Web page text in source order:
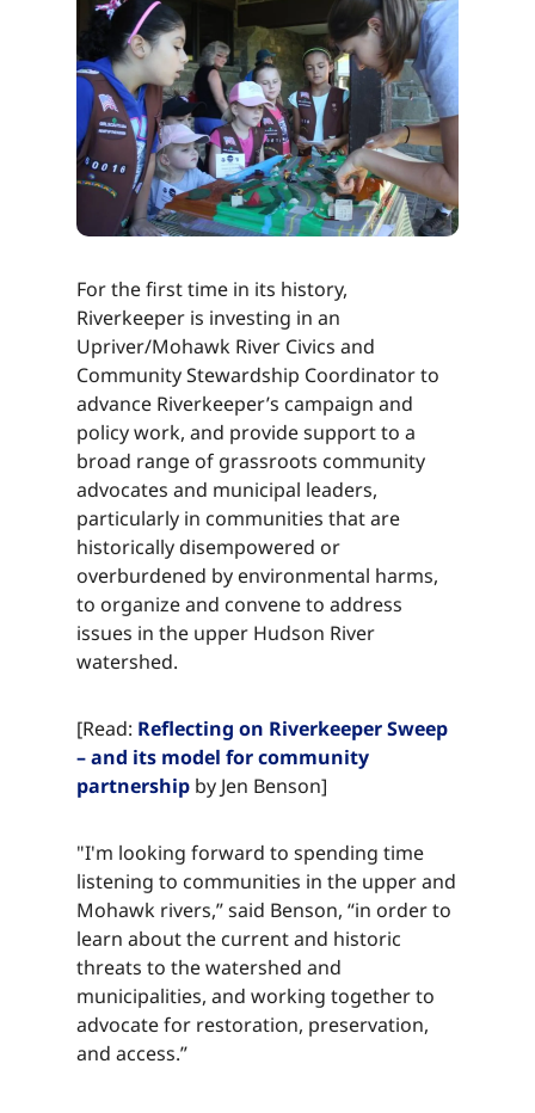
For the first time in its history,
Riverkeeper is investing in an
Upriver/Mohawk River Civics and
Community Stewardship Coordinator to
advance Riverkeeper’s campaign and
policy work, and provide support to a
broad range of grassroots community
advocates and municipal leaders,
particularly in communities that are
historically disempowered or
overburdened by environmental harms,
to organize and convene to address
issues in the upper Hudson River
watershed.​​​​‌ ‍ ​‍​‍‌‍ ‌ ​‍‌‍‍‌‌‍‌ ‌‍‍‌‌‍ ‍​‍​‍​ ‍‍​‍​‍‌ ​ ‌‍​‌‌‍ ‍‌‍‍‌‌ ‌​‌ ‍‌​‍ ‍‌‍‍‌‌‍ ​‍​‍​‍ ​​‍​‍‌‍‍​‌ ​‍‌‍‌‌‌‍‌‍​‍​‍​ ‍‍​‍​‍‌‍‍​‌ ‌​‌ ‌​‌ ​​‌ ​ ​ ‍‍​‍ ​‍ ‌‍​ ‌‍ ‌‌ ​ ​‍ ‍‌‍ ‌‌‍​‌‌‍‍‌‌‍ ‍​‍ ‍​ ​‍​ ​​​ ​‍​ ‌​‌ ​‍‌‍‌‌‌‍‌​‌‍‌‌‌ ​ ‌‍‍‌‌‍‌ ‌‍ ‍​‍ ‍‌ ​‍‌‍‍‌‌ ‌‍‌‍‌‌‌ ​‍‌‍‍ ‌‍‌‌‌‍‌‌‌ ​​‌‍‌‌‌ ​‍​‍ ‍‌‍ ‌ ​‍‌‍‌ ​‍ ‌‍‍‌‌‍ ‍‌ ‌​‌‍‌‌‌‍ ‍‌ ‌​​‍ ‌‍‌‌‌‍‌​‌‍‍‌‌ ‌​​‍ ‌‍ ‌‌‍ ‌‍‌​‌‍‌‌​ ‌‌ ​​‌ ​‍‌‍‌‌‌ ​ ‌‍‌‌‌‍ ‍‌ ‌​‌‍​‌‌ ‌​‌‍‍‌‌‍ ‌‍ ‍​ ‍ ‌‍‍‌‌‍‌​​ ‌‌‍‌‍‌‍‌‌​ ‌​​ ​ ‌‍​‌​ ‍‌​ ‌ ​ ‌‍​‍ ‌​ ‍​​ ​ ​ ‍​​ ‍​​‍ ‌​ ‌​‌‍​‌​ ​‌​ ‌ ​‍ ‌‌‍​‍​ ‌ ‌‍​ ​ ​​​‍ ‌​ ‌​​ ‌‌​ ‌ ​ ‌​​ ​‍​ ‌‌​ ‍‌​ ​‌​ ​ ​ ‌‍​ ​ ‌‍​‌​ ‍ ‌ ‌​‌ ‍‌‌ ​​‌‍‌‌​ ‌‌‍​‌‌ ​‍‌ ‌​‌‍‍‌‌‍​ ‌‍ ​‌‍‌‌​ ‍ ‌ ​​‌‍​‌‌ ‌​‌‍‍​​ ‌‌‍​ ‌‍ ‌‍ ‍‌ ‌​‌‍‌‌‌‍ ‍‌ ‌​​‍‌‌​ ‌‌‌​​‍‌‌ ‌‍‍ ‌‍‌‌‌ ‍‌​‍‌‌​ ​ ‌​‌​​‍‌‌​ ​ ‌​‌​​‍‌‌​ ​‍​ ​‍​ ​ ​ ​‌​ ​‌​ ‌ ​ ‌ ‌‍​ ​ ‌‌​ ​ ​ ‌ ​ ‍‌​ ‌‌‌‍‌‍​‍‌‌​ ​‍​ ​‍​‍‌‌​ ‌‌‌​‌​​‍ ‍‌‍​ ‌‍‍​‌‍‍‌‌‍ ​‌‍‌​‌ ​‍‌‍‌‌‌‍ ‍​‍‌‌​ ‌‌‌​​‍‌‌ ‌‍‍ ‌‍‌‌‌ ‍‌​‍‌‌​ ​ ‌​‌​​‍‌‌​ ​ ‌​‌​​‍‌‌​ ​‍​ ​‍​ ​ ​ ​‌​ ​‌​ ‌ ​ ‌ ‌‍​ ​ ‌‌​ ​ ​ ‌ ​ ‍‌​ ‌‌‌‍‌‍​ ​​​‍‌‌​ ​‍​ ​‍​‍‌‌​ ‌‌‌​‌​​‍ ‍‌ ‌​‌‍‌‌‌ ‍​‌ ‌​​ ‌‍​‍‌‍​‌‌ ​ ‌‍‌‌‌‌‌‌‌ ​‍‌‍ ​​ ‌‌‍‍​‌ ‌​‌ ‌​‌ ​​‌ ​ ​‍‌‌​ ​ ‌​​‌​‍‌‌​ ​‍‌​‌‍​‍‌‌​ ​‍‌​‌‍‌‍​ ‌‍ ‌‌ ​ ​‍ ‍‌‍ ‌‌‍​‌‌‍‍‌‌‍ ‍​‍ ‍​ ​‍​ ​​​ ​‍​ ‌​‌ ​‍‌‍‌‌‌‍‌​‌‍‌‌‌ ​ ‌‍‍‌‌‍‌ ‌‍ ‍​‍ ‍‌ ​‍‌‍‍‌‌ ‌‍‌‍‌‌‌ ​‍‌‍‍ ‌‍‌‌‌‍‌‌‌ ​​‌‍‌‌‌ ​‍​‍ ‍‌‍ ‌ ​‍‌‍‌ ​‍‌‍‌‍‍‌‌‍‌​​ ‌‌‍‌‍‌‍‌‌​ ‌​​ ​ ‌‍​‌​ ‍‌​ ‌ ​ ‌‍​‍ ‌​ ‍​​ ​ ​ ‍​​ ‍​​‍ ‌​ ‌​‌‍​‌​ ​‌​ ‌ ​‍ ‌‌‍​‍​ ‌ ‌‍​ ​ ​​​‍ ‌​ ‌​​ ‌‌​ ‌ ​ ‌​​ ​‍​ ‌‌​ ‍‌​ ​‌​ ​ ​ ‌‍​ ​ ‌‍​‌​‍‌‍‌ ‌​‌ ‍‌‌ ​​‌‍‌‌​ ‌‌‍​‌‌ ​‍‌ ‌​‌‍‍‌‌‍​ ‌‍ ​‌‍‌‌​‍‌‍‌ ​​‌‍​‌‌ ‌​‌‍‍​​ ‌‌‍​ ‌‍ ‌‍ ‍‌ ‌​‌‍‌‌‌‍ ‍‌ ‌​​‍‌‌​ ‌‌‌​​‍‌‌ ‌‍‍ ‌‍‌‌‌ ‍‌​‍‌‌​ ​ ‌​‌​​‍‌‌​ ​ ‌​‌​​‍‌‌​ ​‍​ ​‍​ ​ ​ ​‌​ ​‌​ ‌ ​ ‌ ‌‍​ ​ ‌‌​ ​ ​ ‌ ​ ‍‌​ ‌‌‌‍‌‍​‍‌‌​ ​‍​ ​‍​‍‌‌​ ‌‌‌​‌​​‍ ‍‌‍​ ‌‍‍​‌‍‍‌‌‍ ​‌‍‌​‌ ​‍‌‍‌‌‌‍ ‍​‍‌‌​ ‌‌‌​​‍‌‌ ‌‍‍ ‌‍‌‌‌ ‍‌​‍‌‌​ ​ ‌​‌​​‍‌‌​ ​ ‌​‌​​‍‌‌​ ​‍​ ​‍​ ​ ​ ​‌​ ​‌​ ‌ ​ ‌ ‌‍​ ​ ‌‌​ ​ ​ ‌ ​ ‍‌​ ‌‌‌‍‌‍​ ​​​‍‌‌​ ​‍​ ​‍​‍‌‌​ ‌‌‌​‌​​‍ ‍‌ ‌​‌‍‌‌‌ ‍​‌ ‌​​‍‌‍‌ ​​‌‍‌‌‌ ​‍‌ ​ ‌ ​​‌‍‌‌‌‍​ ‌ ‌​‌‍‍‌‌ ‌‍‌‍‌‌​ ‌‌ ​​‌ ‌‌‌‍​‍‌‍ ​‌‍‍‌‌ ​ ‌‍‍​‌‍‌‌‌‍‌​​‍​‍‌ ‌
[Read: ​​​​‌ ‍ ​‍​‍‌‍ ‌ ​‍‌‍‍‌‌‍‌ ‌‍‍‌‌‍ ‍​‍​‍​ ‍‍​‍​‍‌ ​ ‌‍​‌‌‍ ‍‌‍‍‌‌ ‌​‌ ‍‌​‍ ‍‌‍‍‌‌‍ ​‍​‍​‍ ​​‍​‍‌‍‍​‌ ​‍‌‍‌‌‌‍‌‍​‍​‍​ ‍‍​‍​‍‌‍‍​‌ ‌​‌ ‌​‌ ​​‌ ​ ​ ‍‍​‍ ​‍ ‌‍​ ‌‍ ‌‌ ​ ​‍ ‍‌‍ ‌‌‍​‌‌‍‍‌‌‍ ‍​‍ ‍​ ​‍​ ​​​ ​‍​ ‌​‌ ​‍‌‍‌‌‌‍‌​‌‍‌‌‌ ​ ‌‍‍‌‌‍‌ ‌‍ ‍​‍ ‍‌ ​‍‌‍‍‌‌ ‌‍‌‍‌‌‌ ​‍‌‍‍ ‌‍‌‌‌‍‌‌‌ ​​‌‍‌‌‌ ​‍​‍ ‍‌‍ ‌ ​‍‌‍‌ ​‍ ‌‍‍‌‌‍ ‍‌ ‌​‌‍‌‌‌‍ ‍‌ ‌​​‍ ‌‍‌‌‌‍‌​‌‍‍‌‌ ‌​​‍ ‌‍ ‌‌‍ ‌‍‌​‌‍‌‌​ ‌‌ ​​‌ ​‍‌‍‌‌‌ ​ ‌‍‌‌‌‍ ‍‌ ‌​‌‍​‌‌ ‌​‌‍‍‌‌‍ ‌‍ ‍​ ‍ ‌‍‍‌‌‍‌​​ ‌‌‍‌‍‌‍‌‌​ ‌​​ ​ ‌‍​‌​ ‍‌​ ‌ ​ ‌‍​‍ ‌​ ‍​​ ​ ​ ‍​​ ‍​​‍ ‌​ ‌​‌‍​‌​ ​‌​ ‌ ​‍ ‌‌‍​‍​ ‌ ‌‍​ ​ ​​​‍ ‌​ ‌​​ ‌‌​ ‌ ​ ‌​​ ​‍​ ‌‌​ ‍‌​ ​‌​ ​ ​ ‌‍​ ​ ‌‍​‌​ ‍ ‌ ‌​‌ ‍‌‌ ​​‌‍‌‌​ ‌‌‍​‌‌ ​‍‌ ‌​‌‍‍‌‌‍​ ‌‍ ​‌‍‌‌​ ‍ ‌ ​​‌‍​‌‌ ‌​‌‍‍​​ ‌‌‍​ ‌‍ ‌‍ ‍‌ ‌​‌‍‌‌‌‍ ‍‌ ‌​​‍‌‌​ ‌‌‌​​‍‌‌ ‌‍‍ ‌‍‌‌‌ ‍‌​‍‌‌​ ​ ‌​‌​​‍‌‌​ ​ ‌​‌​​‍‌‌​ ​‍​ ​‍​ ​ ​ ‌‍​ ​‌‌‍​ ‌‍​‌​ ​​‌‍​ ​ ‌ ​ ​‌​ ​ ‌‍‌‍​ ‍‌​‍‌‌​ ​‍​ ​‍​‍‌‌​ ‌‌‌​‌​​‍ ‍‌‍​ ‌‍‍​‌‍‍‌‌‍ ​‌‍‌​‌ ​‍‌‍‌‌‌‍ ‍​‍‌‌​ ‌‌‌​​‍‌‌ ‌‍‍ ‌‍‌‌‌ ‍‌​‍‌‌​ ​ ‌​‌​​‍‌‌​ ​ ‌​‌​​‍‌‌​ ​‍​ ​‍​ ​ ​ ‌‍​ ​‌‌‍​ ‌‍​‌​ ​​‌‍​ ​ ‌ ​ ​‌​ ​ ‌‍‌‍​ ‍‌​ ​​​‍‌‌​ ​‍​ ​‍​‍‌‌​ ‌‌‌​‌​​‍ ‍‌ ‌​‌‍‌‌‌ ‍​‌ ‌​​ ‌‍​‍‌‍​‌‌ ​ ‌‍‌‌‌‌‌‌‌ ​‍‌‍ ​​ ‌‌‍‍​‌ ‌​‌ ‌​‌ ​​‌ ​ ​‍‌‌​ ​ ‌​​‌​‍‌‌​ ​‍‌​‌‍​‍‌‌​ ​‍‌​‌‍‌‍​ ‌‍ ‌‌ ​ ​‍ ‍‌‍ ‌‌‍​‌‌‍‍‌‌‍ ‍​‍ ‍​ ​‍​ ​​​ ​‍​ ‌​‌ ​‍‌‍‌‌‌‍‌​‌‍‌‌‌ ​ ‌‍‍‌‌‍‌ ‌‍ ‍​‍ ‍‌ ​‍‌‍‍‌‌ ‌‍‌‍‌‌‌ ​‍‌‍‍ ‌‍‌‌‌‍‌‌‌ ​​‌‍‌‌‌ ​‍​‍ ‍‌‍ ‌ ​‍‌‍‌ ​‍‌‍‌‍‍‌‌‍‌​​ ‌‌‍‌‍‌‍‌‌​ ‌​​ ​ ‌‍​‌​ ‍‌​ ‌ ​ ‌‍​‍ ‌​ ‍​​ ​ ​ ‍​​ ‍​​‍ ‌​ ‌​‌‍​‌​ ​‌​ ‌ ​‍ ‌‌‍​‍​ ‌ ‌‍​ ​ ​​​‍ ‌​ ‌​​ ‌‌​ ‌ ​ ‌​​ ​‍​ ‌‌​ ‍‌​ ​‌​ ​ ​ ‌‍​ ​ ‌‍​‌​‍‌‍‌ ‌​‌ ‍‌‌ ​​‌‍‌‌​ ‌‌‍​‌‌ ​‍‌ ‌​‌‍‍‌‌‍​ ‌‍ ​‌‍‌‌​‍‌‍‌ ​​‌‍​‌‌ ‌​‌‍‍​​ ‌‌‍​ ‌‍ ‌‍ ‍‌ ‌​‌‍‌‌‌‍ ‍‌ ‌​​‍‌‌​ ‌‌‌​​‍‌‌ ‌‍‍ ‌‍‌‌‌ ‍‌​‍‌‌​ ​ ‌​‌​​‍‌‌​ ​ ‌​‌​​‍‌‌​ ​‍​ ​‍​ ​ ​ ‌‍​ ​‌‌‍​ ‌‍​‌​ ​​‌‍​ ​ ‌ ​ ​‌​ ​ ‌‍‌‍​ ‍‌​‍‌‌​ ​‍​ ​‍​‍‌‌​ ‌‌‌​‌​​‍ ‍‌‍​ ‌‍‍​‌‍‍‌‌‍ ​‌‍‌​‌ ​‍‌‍‌‌‌‍ ‍​‍‌‌​ ‌‌‌​​‍‌‌ ‌‍‍ ‌‍‌‌‌ ‍‌​‍‌‌​ ​ ‌​‌​​‍‌‌​ ​ ‌​‌​​‍‌‌​ ​‍​ ​‍​ ​ ​ ‌‍​ ​‌‌‍​ ‌‍​‌​ ​​‌‍​ ​ ‌ ​ ​‌​ ​ ‌‍‌‍​ ‍‌​ ​​​‍‌‌​ ​‍​ ​‍​‍‌‌​ ‌‌‌​‌​​‍ ‍‌ ‌​‌‍‌‌‌ ‍​‌ ‌​​‍‌‍‌ ​​‌‍‌‌‌ ​‍‌ ​ ‌ ​​‌‍‌‌‌‍​ ‌ ‌​‌‍‍‌‌ ‌‍‌‍‌‌​ ‌‌ ​​‌ ‌‌‌‍​‍‌‍ ​‌‍‍‌‌ ​ ‌‍‍​‌‍‌‌‌‍‌​​‍​‍‌ ‌ Reflecting on Riverkeeper Sweep
– and its model for community
partnership​​​​‌ ‍ ​‍​‍‌‍ ‌ ​‍‌‍‍‌‌‍‌ ‌‍‍‌‌‍ ‍​‍​‍​ ‍‍​‍​‍‌ ​ ‌‍​‌‌‍ ‍‌‍‍‌‌ ‌​‌ ‍‌​‍ ‍‌‍‍‌‌‍ ​‍​‍​‍ ​​‍​‍‌‍‍​‌ ​‍‌‍‌‌‌‍‌‍​‍​‍​ ‍‍​‍​‍‌‍‍​‌ ‌​‌ ‌​‌ ​​‌ ​ ​ ‍‍​‍ ​‍ ‌‍​ ‌‍ ‌‌ ​ ​‍ ‍‌‍ ‌‌‍​‌‌‍‍‌‌‍ ‍​‍ ‍​ ​‍​ ​​​ ​‍​ ‌​‌ ​‍‌‍‌‌‌‍‌​‌‍‌‌‌ ​ ‌‍‍‌‌‍‌ ‌‍ ‍​‍ ‍‌ ​‍‌‍‍‌‌ ‌‍‌‍‌‌‌ ​‍‌‍‍ ‌‍‌‌‌‍‌‌‌ ​​‌‍‌‌‌ ​‍​‍ ‍‌‍ ‌ ​‍‌‍‌ ​‍ ‌‍‍‌‌‍ ‍‌ ‌​‌‍‌‌‌‍ ‍‌ ‌​​‍ ‌‍‌‌‌‍‌​‌‍‍‌‌ ‌​​‍ ‌‍ ‌‌‍ ‌‍‌​‌‍‌‌​ ‌‌ ​​‌ ​‍‌‍‌‌‌ ​ ‌‍‌‌‌‍ ‍‌ ‌​‌‍​‌‌ ‌​‌‍‍‌‌‍ ‌‍ ‍​ ‍ ‌‍‍‌‌‍‌​​ ‌‌‍‌‍‌‍‌‌​ ‌​​ ​ ‌‍​‌​ ‍‌​ ‌ ​ ‌‍​‍ ‌​ ‍​​ ​ ​ ‍​​ ‍​​‍ ‌​ ‌​‌‍​‌​ ​‌​ ‌ ​‍ ‌‌‍​‍​ ‌ ‌‍​ ​ ​​​‍ ‌​ ‌​​ ‌‌​ ‌ ​ ‌​​ ​‍​ ‌‌​ ‍‌​ ​‌​ ​ ​ ‌‍​ ​ ‌‍​‌​ ‍ ‌ ‌​‌ ‍‌‌ ​​‌‍‌‌​ ‌‌‍​‌‌ ​‍‌ ‌​‌‍‍‌‌‍​ ‌‍ ​‌‍‌‌​ ‍ ‌ ​​‌‍​‌‌ ‌​‌‍‍​​ ‌‌‍​ ‌‍ ‌‍ ‍‌ ‌​‌‍‌‌‌‍ ‍‌ ‌​​‍‌‌​ ‌‌‌​​‍‌‌ ‌‍‍ ‌‍‌‌‌ ‍‌​‍‌‌​ ​ ‌​‌​​‍‌‌​ ​ ‌​‌​​‍‌‌​ ​‍​ ​‍​ ​ ​ ‌‍​ ​‌‌‍​ ‌‍​‌​ ​​‌‍​ ​ ‌ ​ ​‌​ ​ ‌‍‌‍​ ‍‌​‍‌‌​ ​‍​ ​‍​‍‌‌​ ‌‌‌​‌​​‍ ‍‌‍​ ‌‍‍​‌‍‍‌‌‍ ​‌‍‌​‌ ​‍‌‍‌‌‌‍ ‍​‍‌‌​ ‌‌‌​​‍‌‌ ‌‍‍ ‌‍‌‌‌ ‍‌​‍‌‌​ ​ ‌​‌​​‍‌‌​ ​ ‌​‌​​‍‌‌​ ​‍​ ​‍​ ​ ​ ‌‍​ ​‌‌‍​ ‌‍​‌​ ​​‌‍​ ​ ‌ ​ ​‌​ ​ ‌‍‌‍​ ‍‌​ ​‌​‍‌‌​ ​‍​ ​‍​‍‌‌​ ‌‌‌​‌​​‍ ‍‌ ‌​‌‍‌‌‌ ‍​‌ ‌​​ ‌‍​‍‌‍​‌‌ ​ ‌‍‌‌‌‌‌‌‌ ​‍‌‍ ​​ ‌‌‍‍​‌ ‌​‌ ‌​‌ ​​‌ ​ ​‍‌‌​ ​ ‌​​‌​‍‌‌​ ​‍‌​‌‍​‍‌‌​ ​‍‌​‌‍‌‍​ ‌‍ ‌‌ ​ ​‍ ‍‌‍ ‌‌‍​‌‌‍‍‌‌‍ ‍​‍ ‍​ ​‍​ ​​​ ​‍​ ‌​‌ ​‍‌‍‌‌‌‍‌​‌‍‌‌‌ ​ ‌‍‍‌‌‍‌ ‌‍ ‍​‍ ‍‌ ​‍‌‍‍‌‌ ‌‍‌‍‌‌‌ ​‍‌‍‍ ‌‍‌‌‌‍‌‌‌ ​​‌‍‌‌‌ ​‍​‍ ‍‌‍ ‌ ​‍‌‍‌ ​‍‌‍‌‍‍‌‌‍‌​​ ‌‌‍‌‍‌‍‌‌​ ‌​​ ​ ‌‍​‌​ ‍‌​ ‌ ​ ‌‍​‍ ‌​ ‍​​ ​ ​ ‍​​ ‍​​‍ ‌​ ‌​‌‍​‌​ ​‌​ ‌ ​‍ ‌‌‍​‍​ ‌ ‌‍​ ​ ​​​‍ ‌​ ‌​​ ‌‌​ ‌ ​ ‌​​ ​‍​ ‌‌​ ‍‌​ ​‌​ ​ ​ ‌‍​ ​ ‌‍​‌​‍‌‍‌ ‌​‌ ‍‌‌ ​​‌‍‌‌​ ‌‌‍​‌‌ ​‍‌ ‌​‌‍‍‌‌‍​ ‌‍ ​‌‍‌‌​‍‌‍‌ ​​‌‍​‌‌ ‌​‌‍‍​​ ‌‌‍​ ‌‍ ‌‍ ‍‌ ‌​‌‍‌‌‌‍ ‍‌ ‌​​‍‌‌​ ‌‌‌​​‍‌‌ ‌‍‍ ‌‍‌‌‌ ‍‌​‍‌‌​ ​ ‌​‌​​‍‌‌​ ​ ‌​‌​​‍‌‌​ ​‍​ ​‍​ ​ ​ ‌‍​ ​‌‌‍​ ‌‍​‌​ ​​‌‍​ ​ ‌ ​ ​‌​ ​ ‌‍‌‍​ ‍‌​‍‌‌​ ​‍​ ​‍​‍‌‌​ ‌‌‌​‌​​‍ ‍‌‍​ ‌‍‍​‌‍‍‌‌‍ ​‌‍‌​‌ ​‍‌‍‌‌‌‍ ‍​‍‌‌​ ‌‌‌​​‍‌‌ ‌‍‍ ‌‍‌‌‌ ‍‌​‍‌‌​ ​ ‌​‌​​‍‌‌​ ​ ‌​‌​​‍‌‌​ ​‍​ ​‍​ ​ ​ ‌‍​ ​‌‌‍​ ‌‍​‌​ ​​‌‍​ ​ ‌ ​ ​‌​ ​ ‌‍‌‍​ ‍‌​ ​‌​‍‌‌​ ​‍​ ​‍​‍‌‌​ ‌‌‌​‌​​‍ ‍‌ ‌​‌‍‌‌‌ ‍​‌ ‌​​‍‌‍‌ ​​‌‍‌‌‌ ​‍‌ ​ ‌ ​​‌‍‌‌‌‍​ ‌ ‌​‌‍‍‌‌ ‌‍‌‍‌‌​ ‌‌ ​​‌ ‌‌‌‍​‍‌‍ ​‌‍‍‌‌ ​ ‌‍‍​‌‍‌‌‌‍‌​​‍​‍‌ ‌ by Jen Benson]​​​​‌ ‍ ​‍​‍‌‍ ‌ ​‍‌‍‍‌‌‍‌ ‌‍‍‌‌‍ ‍​‍​‍​ ‍‍​‍​‍‌ ​ ‌‍​‌‌‍ ‍‌‍‍‌‌ ‌​‌ ‍‌​‍ ‍‌‍‍‌‌‍ ​‍​‍​‍ ​​‍​‍‌‍‍​‌ ​‍‌‍‌‌‌‍‌‍​‍​‍​ ‍‍​‍​‍‌‍‍​‌ ‌​‌ ‌​‌ ​​‌ ​ ​ ‍‍​‍ ​‍ ‌‍​ ‌‍ ‌‌ ​ ​‍ ‍‌‍ ‌‌‍​‌‌‍‍‌‌‍ ‍​‍ ‍​ ​‍​ ​​​ ​‍​ ‌​‌ ​‍‌‍‌‌‌‍‌​‌‍‌‌‌ ​ ‌‍‍‌‌‍‌ ‌‍ ‍​‍ ‍‌ ​‍‌‍‍‌‌ ‌‍‌‍‌‌‌ ​‍‌‍‍ ‌‍‌‌‌‍‌‌‌ ​​‌‍‌‌‌ ​‍​‍ ‍‌‍ ‌ ​‍‌‍‌ ​‍ ‌‍‍‌‌‍ ‍‌ ‌​‌‍‌‌‌‍ ‍‌ ‌​​‍ ‌‍‌‌‌‍‌​‌‍‍‌‌ ‌​​‍ ‌‍ ‌‌‍ ‌‍‌​‌‍‌‌​ ‌‌ ​​‌ ​‍‌‍‌‌‌ ​ ‌‍‌‌‌‍ ‍‌ ‌​‌‍​‌‌ ‌​‌‍‍‌‌‍ ‌‍ ‍​ ‍ ‌‍‍‌‌‍‌​​ ‌‌‍‌‍‌‍‌‌​ ‌​​ ​ ‌‍​‌​ ‍‌​ ‌ ​ ‌‍​‍ ‌​ ‍​​ ​ ​ ‍​​ ‍​​‍ ‌​ ‌​‌‍​‌​ ​‌​ ‌ ​‍ ‌‌‍​‍​ ‌ ‌‍​ ​ ​​​‍ ‌​ ‌​​ ‌‌​ ‌ ​ ‌​​ ​‍​ ‌‌​ ‍‌​ ​‌​ ​ ​ ‌‍​ ​ ‌‍​‌​ ‍ ‌ ‌​‌ ‍‌‌ ​​‌‍‌‌​ ‌‌‍​‌‌ ​‍‌ ‌​‌‍‍‌‌‍​ ‌‍ ​‌‍‌‌​ ‍ ‌ ​​‌‍​‌‌ ‌​‌‍‍​​ ‌‌‍​ ‌‍ ‌‍ ‍‌ ‌​‌‍‌‌‌‍ ‍‌ ‌​​‍‌‌​ ‌‌‌​​‍‌‌ ‌‍‍ ‌‍‌‌‌ ‍‌​‍‌‌​ ​ ‌​‌​​‍‌‌​ ​ ‌​‌​​‍‌‌​ ​‍​ ​‍​ ​ ​ ‌‍​ ​‌‌‍​ ‌‍​‌​ ​​‌‍​ ​ ‌ ​ ​‌​ ​ ‌‍‌‍​ ‍‌​‍‌‌​ ​‍​ ​‍​‍‌‌​ ‌‌‌​‌​​‍ ‍‌‍​ ‌‍‍​‌‍‍‌‌‍ ​‌‍‌​‌ ​‍‌‍‌‌‌‍ ‍​‍‌‌​ ‌‌‌​​‍‌‌ ‌‍‍ ‌‍‌‌‌ ‍‌​‍‌‌​ ​ ‌​‌​​‍‌‌​ ​ ‌​‌​​‍‌‌​ ​‍​ ​‍​ ​ ​ ‌‍​ ​‌‌‍​ ‌‍​‌​ ​​‌‍​ ​ ‌ ​ ​‌​ ​ ‌‍‌‍​ ‍‌​ ​‍​‍‌‌​ ​‍​ ​‍​‍‌‌​ ‌‌‌​‌​​‍ ‍‌ ‌​‌‍‌‌‌ ‍​‌ ‌​​ ‌‍​‍‌‍​‌‌ ​ ‌‍‌‌‌‌‌‌‌ ​‍‌‍ ​​ ‌‌‍‍​‌ ‌​‌ ‌​‌ ​​‌ ​ ​‍‌‌​ ​ ‌​​‌​‍‌‌​ ​‍‌​‌‍​‍‌‌​ ​‍‌​‌‍‌‍​ ‌‍ ‌‌ ​ ​‍ ‍‌‍ ‌‌‍​‌‌‍‍‌‌‍ ‍​‍ ‍​ ​‍​ ​​​ ​‍​ ‌​‌ ​‍‌‍‌‌‌‍‌​‌‍‌‌‌ ​ ‌‍‍‌‌‍‌ ‌‍ ‍​‍ ‍‌ ​‍‌‍‍‌‌ ‌‍‌‍‌‌‌ ​‍‌‍‍ ‌‍‌‌‌‍‌‌‌ ​​‌‍‌‌‌ ​‍​‍ ‍‌‍ ‌ ​‍‌‍‌ ​‍‌‍‌‍‍‌‌‍‌​​ ‌‌‍‌‍‌‍‌‌​ ‌​​ ​ ‌‍​‌​ ‍‌​ ‌ ​ ‌‍​‍ ‌​ ‍​​ ​ ​ ‍​​ ‍​​‍ ‌​ ‌​‌‍​‌​ ​‌​ ‌ ​‍ ‌‌‍​‍​ ‌ ‌‍​ ​ ​​​‍ ‌​ ‌​​ ‌‌​ ‌ ​ ‌​​ ​‍​ ‌‌​ ‍‌​ ​‌​ ​ ​ ‌‍​ ​ ‌‍​‌​‍‌‍‌ ‌​‌ ‍‌‌ ​​‌‍‌‌​ ‌‌‍​‌‌ ​‍‌ ‌​‌‍‍‌‌‍​ ‌‍ ​‌‍‌‌​‍‌‍‌ ​​‌‍​‌‌ ‌​‌‍‍​​ ‌‌‍​ ‌‍ ‌‍ ‍‌ ‌​‌‍‌‌‌‍ ‍‌ ‌​​‍‌‌​ ‌‌‌​​‍‌‌ ‌‍‍ ‌‍‌‌‌ ‍‌​‍‌‌​ ​ ‌​‌​​‍‌‌​ ​ ‌​‌​​‍‌‌​ ​‍​ ​‍​ ​ ​ ‌‍​ ​‌‌‍​ ‌‍​‌​ ​​‌‍​ ​ ‌ ​ ​‌​ ​ ‌‍‌‍​ ‍‌​‍‌‌​ ​‍​ ​‍​‍‌‌​ ‌‌‌​‌​​‍ ‍‌‍​ ‌‍‍​‌‍‍‌‌‍ ​‌‍‌​‌ ​‍‌‍‌‌‌‍ ‍​‍‌‌​ ‌‌‌​​‍‌‌ ‌‍‍ ‌‍‌‌‌ ‍‌​‍‌‌​ ​ ‌​‌​​‍‌‌​ ​ ‌​‌​​‍‌‌​ ​‍​ ​‍​ ​ ​ ‌‍​ ​‌‌‍​ ‌‍​‌​ ​​‌‍​ ​ ‌ ​ ​‌​ ​ ‌‍‌‍​ ‍‌​ ​‍​‍‌‌​ ​‍​ ​‍​‍‌‌​ ‌‌‌​‌​​‍ ‍‌ ‌​‌‍‌‌‌ ‍​‌ ‌​​‍‌‍‌ ​​‌‍‌‌‌ ​‍‌ ​ ‌ ​​‌‍‌‌‌‍​ ‌ ‌​‌‍‍‌‌ ‌‍‌‍‌‌​ ‌‌ ​​‌ ‌‌‌‍​‍‌‍ ​‌‍‍‌‌ ​ ‌‍‍​‌‍‌‌‌‍‌​​‍​‍‌ ‌
"I'm looking forward to spending time
listening to communities in the upper and
Mohawk rivers,” said Benson, “in order to
learn about the current and historic
threats to the watershed and
municipalities, and working together to
advocate for restoration, preservation,
and access.”​​​​‌ ‍ ​‍​‍‌‍ ‌ ​‍‌‍‍‌‌‍‌ ‌‍‍‌‌‍ ‍​‍​‍​ ‍‍​‍​‍‌ ​ ‌‍​‌‌‍ ‍‌‍‍‌‌ ‌​‌ ‍‌​‍ ‍‌‍‍‌‌‍ ​‍​‍​‍ ​​‍​‍‌‍‍​‌ ​‍‌‍‌‌‌‍‌‍​‍​‍​ ‍‍​‍​‍‌‍‍​‌ ‌​‌ ‌​‌ ​​‌ ​ ​ ‍‍​‍ ​‍ ‌‍​ ‌‍ ‌‌ ​ ​‍ ‍‌‍ ‌‌‍​‌‌‍‍‌‌‍ ‍​‍ ‍​ ​‍​ ​​​ ​‍​ ‌​‌ ​‍‌‍‌‌‌‍‌​‌‍‌‌‌ ​ ‌‍‍‌‌‍‌ ‌‍ ‍​‍ ‍‌ ​‍‌‍‍‌‌ ‌‍‌‍‌‌‌ ​‍‌‍‍ ‌‍‌‌‌‍‌‌‌ ​​‌‍‌‌‌ ​‍​‍ ‍‌‍ ‌ ​‍‌‍‌ ​‍ ‌‍‍‌‌‍ ‍‌ ‌​‌‍‌‌‌‍ ‍‌ ‌​​‍ ‌‍‌‌‌‍‌​‌‍‍‌‌ ‌​​‍ ‌‍ ‌‌‍ ‌‍‌​‌‍‌‌​ ‌‌ ​​‌ ​‍‌‍‌‌‌ ​ ‌‍‌‌‌‍ ‍‌ ‌​‌‍​‌‌ ‌​‌‍‍‌‌‍ ‌‍ ‍​ ‍ ‌‍‍‌‌‍‌​​ ‌‌‍‌‍‌‍‌‌​ ‌​​ ​ ‌‍​‌​ ‍‌​ ‌ ​ ‌‍​‍ ‌​ ‍​​ ​ ​ ‍​​ ‍​​‍ ‌​ ‌​‌‍​‌​ ​‌​ ‌ ​‍ ‌‌‍​‍​ ‌ ‌‍​ ​ ​​​‍ ‌​ ‌​​ ‌‌​ ‌ ​ ‌​​ ​‍​ ‌‌​ ‍‌​ ​‌​ ​ ​ ‌‍​ ​ ‌‍​‌​ ‍ ‌ ‌​‌ ‍‌‌ ​​‌‍‌‌​ ‌‌‍​‌‌ ​‍‌ ‌​‌‍‍‌‌‍​ ‌‍ ​‌‍‌‌​ ‍ ‌ ​​‌‍​‌‌ ‌​‌‍‍​​ ‌‌‍​ ‌‍ ‌‍ ‍‌ ‌​‌‍‌‌‌‍ ‍‌ ‌​​‍‌‌​ ‌‌‌​​‍‌‌ ‌‍‍ ‌‍‌‌‌ ‍‌​‍‌‌​ ​ ‌​‌​​‍‌‌​ ​ ‌​‌​​‍‌‌​ ​‍​ ​‍​ ​‍​ ‌​​ ​‍​ ‍​​ ‌​​ ‌‍‌‍‌‍​ ‌ ‌‍​ ​ ​‌​ ​‌​ ‌ ​‍‌‌​ ​‍​ ​‍​‍‌‌​ ‌‌‌​‌​​‍ ‍‌‍​ ‌‍‍​‌‍‍‌‌‍ ​‌‍‌​‌ ​‍‌‍‌‌‌‍ ‍​‍‌‌​ ‌‌‌​​‍‌‌ ‌‍‍ ‌‍‌‌‌ ‍‌​‍‌‌​ ​ ‌​‌​​‍‌‌​ ​ ‌​‌​​‍‌‌​ ​‍​ ​‍​ ​‍​ ‌​​ ​‍​ ‍​​ ‌​​ ‌‍‌‍‌‍​ ‌ ‌‍​ ​ ​‌​ ​‌​ ‌ ​ ​​​‍‌‌​ ​‍​ ​‍​‍‌‌​ ‌‌‌​‌​​‍ ‍‌ ‌​‌‍‌‌‌ ‍​‌ ‌​​ ‌‍​‍‌‍​‌‌ ​ ‌‍‌‌‌‌‌‌‌ ​‍‌‍ ​​ ‌‌‍‍​‌ ‌​‌ ‌​‌ ​​‌ ​ ​‍‌‌​ ​ ‌​​‌​‍‌‌​ ​‍‌​‌‍​‍‌‌​ ​‍‌​‌‍‌‍​ ‌‍ ‌‌ ​ ​‍ ‍‌‍ ‌‌‍​‌‌‍‍‌‌‍ ‍​‍ ‍​ ​‍​ ​​​ ​‍​ ‌​‌ ​‍‌‍‌‌‌‍‌​‌‍‌‌‌ ​ ‌‍‍‌‌‍‌ ‌‍ ‍​‍ ‍‌ ​‍‌‍‍‌‌ ‌‍‌‍‌‌‌ ​‍‌‍‍ ‌‍‌‌‌‍‌‌‌ ​​‌‍‌‌‌ ​‍​‍ ‍‌‍ ‌ ​‍‌‍‌ ​‍‌‍‌‍‍‌‌‍‌​​ ‌‌‍‌‍‌‍‌‌​ ‌​​ ​ ‌‍​‌​ ‍‌​ ‌ ​ ‌‍​‍ ‌​ ‍​​ ​ ​ ‍​​ ‍​​‍ ‌​ ‌​‌‍​‌​ ​‌​ ‌ ​‍ ‌‌‍​‍​ ‌ ‌‍​ ​ ​​​‍ ‌​ ‌​​ ‌‌​ ‌ ​ ‌​​ ​‍​ ‌‌​ ‍‌​ ​‌​ ​ ​ ‌‍​ ​ ‌‍​‌​‍‌‍‌ ‌​‌ ‍‌‌ ​​‌‍‌‌​ ‌‌‍​‌‌ ​‍‌ ‌​‌‍‍‌‌‍​ ‌‍ ​‌‍‌‌​‍‌‍‌ ​​‌‍​‌‌ ‌​‌‍‍​​ ‌‌‍​ ‌‍ ‌‍ ‍‌ ‌​‌‍‌‌‌‍ ‍‌ ‌​​‍‌‌​ ‌‌‌​​‍‌‌ ‌‍‍ ‌‍‌‌‌ ‍‌​‍‌‌​ ​ ‌​‌​​‍‌‌​ ​ ‌​‌​​‍‌‌​ ​‍​ ​‍​ ​‍​ ‌​​ ​‍​ ‍​​ ‌​​ ‌‍‌‍‌‍​ ‌ ‌‍​ ​ ​‌​ ​‌​ ‌ ​‍‌‌​ ​‍​ ​‍​‍‌‌​ ‌‌‌​‌​​‍ ‍‌‍​ ‌‍‍​‌‍‍‌‌‍ ​‌‍‌​‌ ​‍‌‍‌‌‌‍ ‍​‍‌‌​ ‌‌‌​​‍‌‌ ‌‍‍ ‌‍‌‌‌ ‍‌​‍‌‌​ ​ ‌​‌​​‍‌‌​ ​ ‌​‌​​‍‌‌​ ​‍​ ​‍​ ​‍​ ‌​​ ​‍​ ‍​​ ‌​​ ‌‍‌‍‌‍​ ‌ ‌‍​ ​ ​‌​ ​‌​ ‌ ​ ​​​‍‌‌​ ​‍​ ​‍​‍‌‌​ ‌‌‌​‌​​‍ ‍‌ ‌​‌‍‌‌‌ ‍​‌ ‌​​‍‌‍‌ ​​‌‍‌‌‌ ​‍‌ ​ ‌ ​​‌‍‌‌‌‍​ ‌ ‌​‌‍‍‌‌ ‌‍‌‍‌‌​ ‌‌ ​​‌ ‌‌‌‍​‍‌‍ ​‌‍‍‌‌ ​ ‌‍‍​‌‍‌‌‌‍‌​​‍​‍‌ ‌